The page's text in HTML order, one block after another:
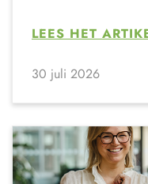
LEES HET
30 juli 2026